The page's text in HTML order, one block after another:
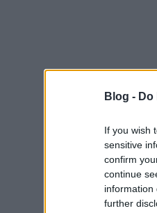
Blog -
If you wish
sensitive
confirm
continue
information
further